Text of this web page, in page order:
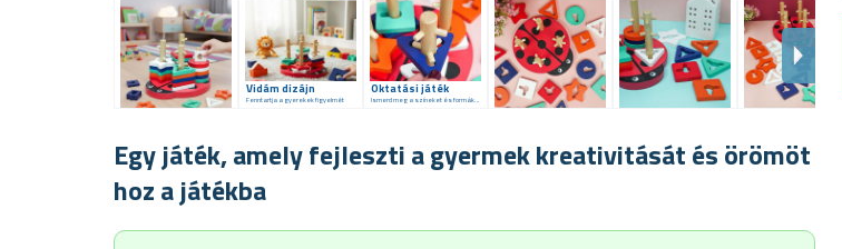
Vidám dizájn
Fenntartja a gyerekek figyelmét
Oktatási játék
Ismerd meg a színeket és formákat
Egy játék, amely fejleszti a gyermek kreativitását és örömöt
hoz a játékba